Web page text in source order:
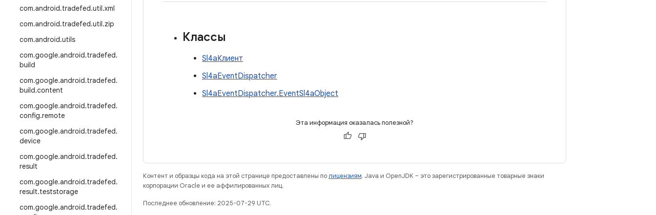
com.android.tradefed.util.xml
com.android.tradefed.util.zip
com.android.utils
com.google.android.tradefed.
build
com.google.android.tradefed.
build.content
com.google.android.tradefed.
config.remote
com.google.android.tradefed.
device
com.google.android.tradefed.
result
com.google.android.tradefed.
result.teststorage
com.google.android.tradefed.
Классы
Sl4aКлиент
Sl4aEventDispatcher
Sl4aEventDispatcher.EventSl4aObject
Эта информация оказалась полезной?
Контент и образцы кода на этой странице предоставлены полицензиям. Java и OpenJDK – это зарегистрированные товарные знаки
корпорации Oracle и ее аффилированных лиц.
Последнее обновление: 2025-07-29 UTC.